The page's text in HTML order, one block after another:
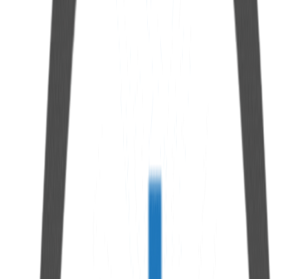
Método de conteo
Por imagen digital
Rango de medición de partículas
4 a >100 mícrones (ISO 4406)
Normas de exhibición
ISO 4406, NAS, SAE
Identificación de forma de partículas
Fatiga, Deslizamiento, Corte, Fibras
Exclusión de burbujas
Sí, con imagen periódica y exclusión automática
Sensor de humedad
Indicación en % de saturación
Sensor de vida útil del aceite
TAN Delta®, compatible con +280 aceites, auto
calibración
Bomba interna
Motor de paso con flujo exacto
Viscosidad soportada (estándar)
1 a 320 cSt
Viscosidad soportada (opcional)